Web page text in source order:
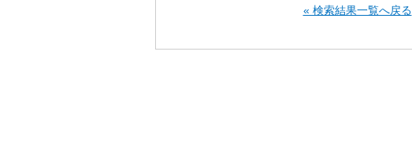
« 検索結果一覧へ戻る